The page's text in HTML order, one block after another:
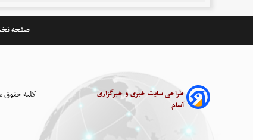
صفحه
طراحی سایت خبری و خبرگزاری
آسام
کلیه حقوق